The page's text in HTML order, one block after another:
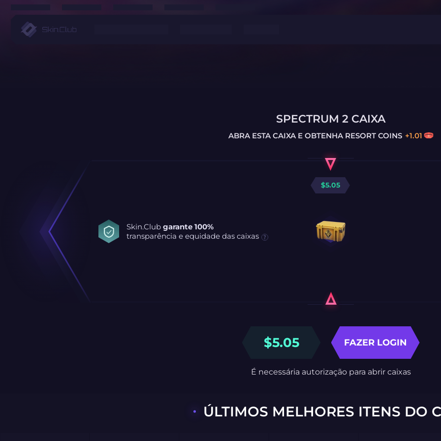
SPECTRUM 2 CAIXA
ABRA ESTA CAIXA E OBTENHARESORT COINS +1.01
Skin.Club garante 100%
transparência e equidade das caixas
$5.05
$5.05 FAZER LOGIN
É necessária autorização para abrir caixas
ÚLTIMOS MELHORES ITENS DO